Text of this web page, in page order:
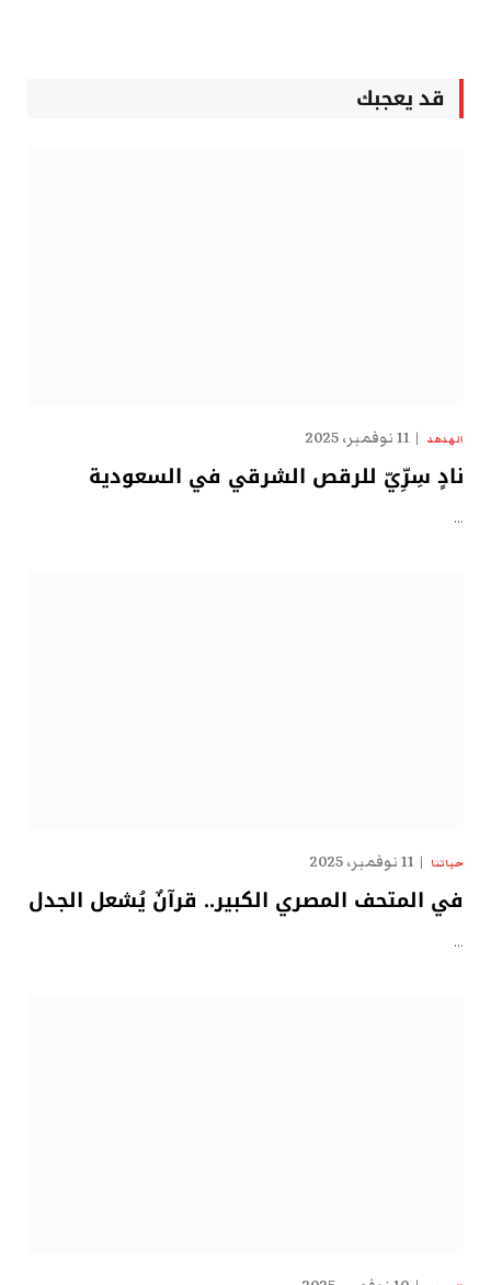
قد يعجبك
الهدهد 11 نوفمبر، 2025
نادٍ سِرِّيّ للرقص الشرقي في السعودية
…
حياتنا 11 نوفمبر، 2025
في المتحف المصري الكبير.. قرآنٌ يُشعل الجدل
…